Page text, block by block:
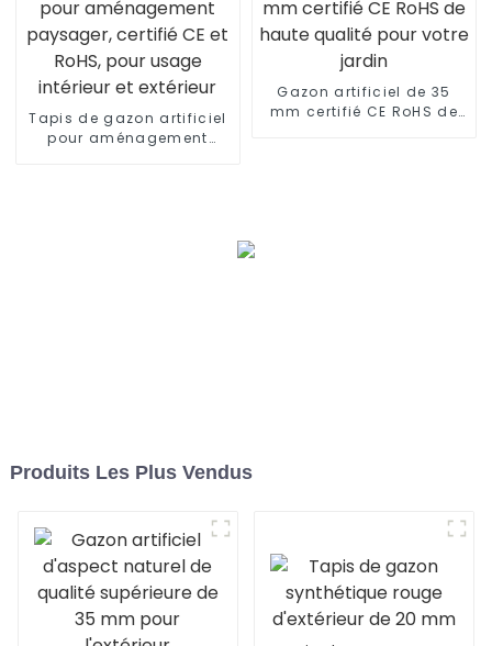
Tapis de gazon artificiel
pour aménagement
Gazon artificiel de 35
mm certifié CE RoHS de
Produits Les Plus Vendus